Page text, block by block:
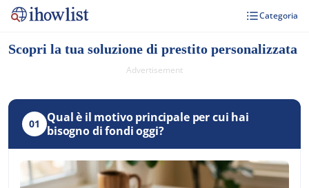
Categoria
Scopri la tua soluzione di prestito personalizzata
Advertisement
01
Qual è il motivo principale per cui hai
bisogno di fondi oggi?